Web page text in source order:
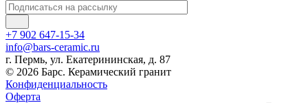
+7 902 647-15-34
info@bars-ceramic.ru
г. Пермь, ул. Екатерининская, д. 87
© 2026 Барс. Керамический гранит
Конфиденциальность
Оферта